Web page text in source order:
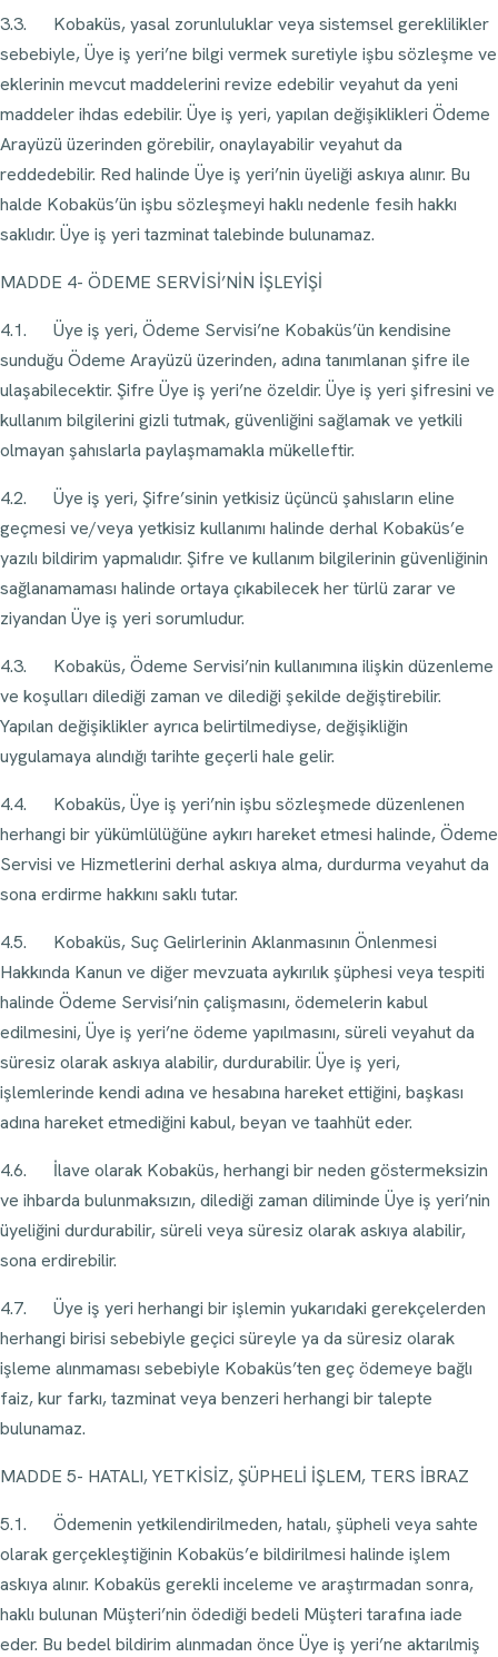
3.3. Kobaküs, yasal zorunluluklar veya sistemsel gereklilikler
sebebiyle, Üye iş yeri’ne bilgi vermek suretiyle işbu sözleşme ve
eklerinin mevcut maddelerini revize edebilir veyahut da yeni
maddeler ihdas edebilir. Üye iş yeri, yapılan değişiklikleri Ödeme
Arayüzü üzerinden görebilir, onaylayabilir veyahut da
reddedebilir. Red halinde Üye iş yeri’nin üyeliği askıya alınır. Bu
halde Kobaküs’ün işbu sözleşmeyi haklı nedenle fesih hakkı
saklıdır. Üye iş yeri tazminat talebinde bulunamaz.
MADDE 4- ÖDEME SERVİSİ’NİN İŞLEYİŞİ
4.1. Üye iş yeri, Ödeme Servisi’ne Kobaküs’ün kendisine
sunduğu Ödeme Arayüzü üzerinden, adına tanımlanan şifre ile
ulaşabilecektir. Şifre Üye iş yeri’ne özeldir. Üye iş yeri şifresini ve
kullanım bilgilerini gizli tutmak, güvenliğini sağlamak ve yetkili
olmayan şahıslarla paylaşmamakla mükelleftir.
4.2. Üye iş yeri, Şifre’sinin yetkisiz üçüncü şahısların eline
geçmesi ve/veya yetkisiz kullanımı halinde derhal Kobaküs’e
yazılı bildirim yapmalıdır. Şifre ve kullanım bilgilerinin güvenliğinin
sağlanamaması halinde ortaya çıkabilecek her türlü zarar ve
ziyandan Üye iş yeri sorumludur.
4.3. Kobaküs, Ödeme Servisi’nin kullanımına ilişkin düzenleme
ve koşulları dilediği zaman ve dilediği şekilde değiştirebilir.
Yapılan değişiklikler ayrıca belirtilmediyse, değişikliğin
uygulamaya alındığı tarihte geçerli hale gelir.
4.4. Kobaküs, Üye iş yeri’nin işbu sözleşmede düzenlenen
herhangi bir yükümlülüğüne aykırı hareket etmesi halinde, Ödeme
Servisi ve Hizmetlerini derhal askıya alma, durdurma veyahut da
sona erdirme hakkını saklı tutar.
4.5. Kobaküs, Suç Gelirlerinin Aklanmasının Önlenmesi
Hakkında Kanun ve diğer mevzuata aykırılık şüphesi veya tespiti
halinde Ödeme Servisi’nin çalişmasını, ödemelerin kabul
edilmesini, Üye iş yeri’ne ödeme yapılmasını, süreli veyahut da
süresiz olarak askıya alabilir, durdurabilir. Üye iş yeri,
işlemlerinde kendi adına ve hesabına hareket ettiğini, başkası
adına hareket etmediğini kabul, beyan ve taahhüt eder.
4.6. İlave olarak Kobaküs, herhangi bir neden göstermeksizin
ve ihbarda bulunmaksızın, dilediği zaman diliminde Üye iş yeri’nin
üyeliğini durdurabilir, süreli veya süresiz olarak askıya alabilir,
sona erdirebilir.
4.7. Üye iş yeri herhangi bir işlemin yukarıdaki gerekçelerden
herhangi birisi sebebiyle geçici süreyle ya da süresiz olarak
işleme alınmaması sebebiyle Kobaküs’ten geç ödemeye bağlı
faiz, kur farkı, tazminat veya benzeri herhangi bir talepte
bulunamaz.
MADDE 5- HATALI, YETKİSİZ, ŞÜPHELİ İŞLEM, TERS İBRAZ
5.1. Ödemenin yetkilendirilmeden, hatalı, şüpheli veya sahte
olarak gerçekleştiğinin Kobaküs’e bildirilmesi halinde işlem
askıya alınır. Kobaküs gerekli inceleme ve araştırmadan sonra,
haklı bulunan Müşteri’nin ödediği bedeli Müşteri tarafına iade
eder. Bu bedel bildirim alınmadan önce Üye iş yeri’ne aktarılmiş